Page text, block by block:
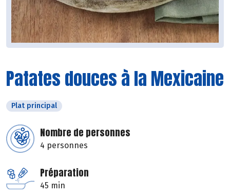
Patates douces à la Mexicaine
Plat principal
Nombre de personnes
4 personnes
Préparation
45 min